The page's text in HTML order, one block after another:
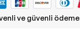
ve güvenli ödeme